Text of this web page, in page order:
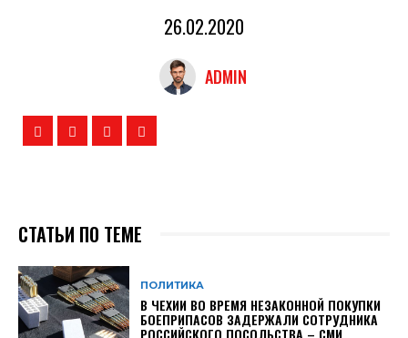
26.02.2020
ADMIN
СТАТЬИ ПО ТЕМЕ
ПОЛИТИКА
В ЧЕХИИ ВО ВРЕМЯ НЕЗАКОННОЙ ПОКУПКИ
БОЕПРИПАСОВ ЗАДЕРЖАЛИ СОТРУДНИКА
РОССИЙСКОГО ПОСОЛЬСТВА – СМИ